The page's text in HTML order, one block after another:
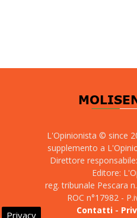
L'Opinionista © since
supplemento a
Direttore
Editore:
reg. tribunale Pescara
ROC n°17982 -
Contatti-
Privacy